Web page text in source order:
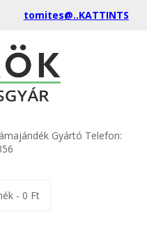
tomites@..KATTINTS
Gyártó Telefon:
- 0 Ft